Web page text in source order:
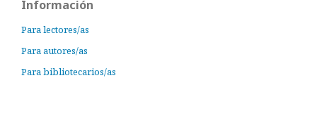
Información
Para lectores/as
Para autores/as
Para bibliotecarios/as